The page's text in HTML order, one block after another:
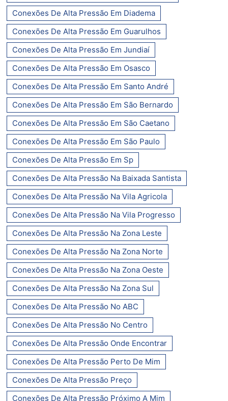
Conexões De Alta Pressão Em Diadema
Conexões De Alta Pressão Em Guarulhos
Conexões De Alta Pressão Em Jundiaí
Conexões De Alta Pressão Em Osasco
Conexões De Alta Pressão Em Santo André
Conexões De Alta Pressão Em São Bernardo
Conexões De Alta Pressão Em São Caetano
Conexões De Alta Pressão Em São Paulo
Conexões De Alta Pressão Em Sp
Conexões De Alta Pressão Na Baixada Santista
Conexões De Alta Pressão Na Vila Agricola
Conexões De Alta Pressão Na Vila Progresso
Conexões De Alta Pressão Na Zona Leste
Conexões De Alta Pressão Na Zona Norte
Conexões De Alta Pressão Na Zona Oeste
Conexões De Alta Pressão Na Zona Sul
Conexões De Alta Pressão No ABC
Conexões De Alta Pressão No Centro
Conexões De Alta Pressão Onde Encontrar
Conexões De Alta Pressão Perto De Mim
Conexões De Alta Pressão Preço
Conexões De Alta Pressão Próximo A Mim